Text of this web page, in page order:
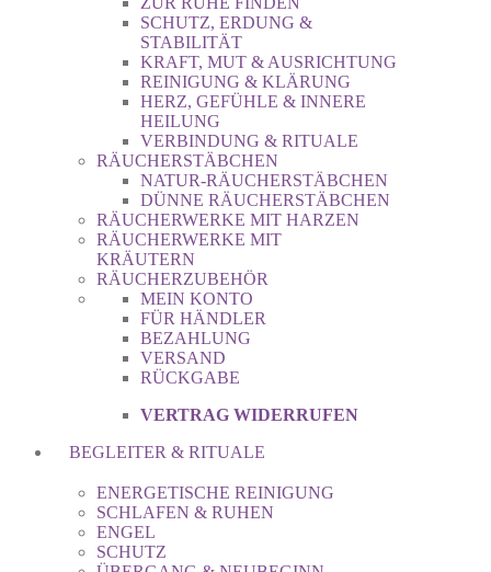
SCHUTZ, ERDUNG &
STABILITÄT
KRAFT, MUT & AUSRICHTUNG
REINIGUNG & KLÄRUNG
HERZ, GEFÜHLE & INNERE
HEILUNG
VERBINDUNG & RITUALE
RÄUCHERSTÄBCHEN
NATUR-RÄUCHERSTÄBCHEN
DÜNNE RÄUCHERSTÄBCHEN
RÄUCHERWERKE MIT HARZEN
RÄUCHERWERKE MIT
KRÄUTERN
RÄUCHERZUBEHÖR
MEIN KONTO
FÜR HÄNDLER
BEZAHLUNG
VERSAND
RÜCKGABE
VERTRAG WIDERRUFEN
BEGLEITER & RITUALE
ENERGETISCHE REINIGUNG
SCHLAFEN & RUHEN
ENGEL
SCHUTZ